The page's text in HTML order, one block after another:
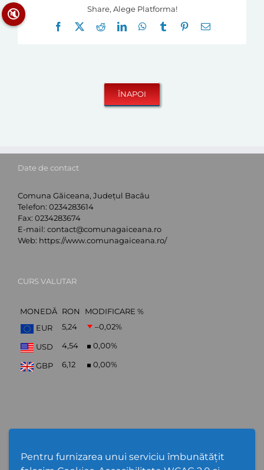
Pentru furnizarea unui serviciu îmbunătățit
Share, Alege Platforma!
Facebook
RedditLinkedInWhatsApp
Tumblr Pinterest
E-
Date de contact
Comuna Găiceana, Județul Bacău
Telefon: 0234283614
Fax: 0234283674
E-mail: contact@comunagaiceana.ro
Web: https://www.comunagaiceana.ro/
CURS VALUTAR
MONEDĂ RON
MODIFICARE %
EUR
5,24 –0,02%
USD 4,54 0,00%
GBP 6,12 0,00%
🔇